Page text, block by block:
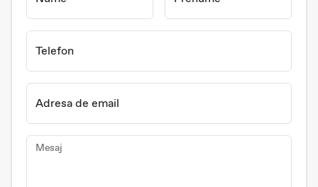
Telefon
Adresa de email
Mesaj